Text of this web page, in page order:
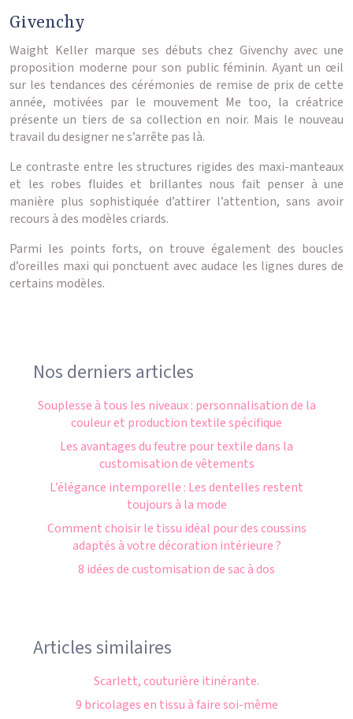
Givenchy
Waight Keller marque ses débuts chez Givenchy avec une
proposition moderne pour son public féminin. Ayant un œil
sur les tendances des cérémonies de remise de prix de cette
année, motivées par le mouvement Me too, la créatrice
présente un tiers de sa collection en noir. Mais le nouveau
travail du designer ne s’arrête pas là.
Le contraste entre les structures rigides des maxi-manteaux
et les robes fluides et brillantes nous fait penser à une
manière plus sophistiquée d’attirer l’attention, sans avoir
recours à des modèles criards.
Parmi les points forts, on trouve également des boucles
d’oreilles maxi qui ponctuent avec audace les lignes dures de
certains modèles.
Nos derniers articles
Souplesse à tous les niveaux : personnalisation de la
couleur et production textile spécifique
Les avantages du feutre pour textile dans la
customisation de vêtements
L’élégance intemporelle : Les dentelles restent
toujours à la mode
Comment choisir le tissu idéal pour des coussins
adaptés à votre décoration intérieure ?
8 idées de customisation de sac à dos
Articles similaires
Scarlett, couturière itinérante.
9 bricolages en tissu à faire soi-même